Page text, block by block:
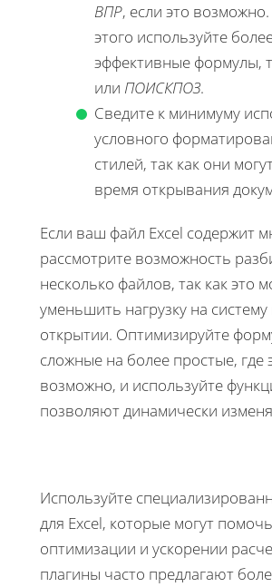
ВПР, если это
этого используйте
эффективные формулы,
или ПОИСКПОЗ.
Сведите к минимуму
условного
стилей, так как они
время открывания
Если ваш файл Excel содержит
рассмотрите возможность
несколько файлов, так как это
уменьшить нагрузку на
открытии. Оптимизируйте
сложные на более простые, где
возможно, и используйте
позволяют динамически
Используйте
для Excel, которые могут
оптимизации и ускорении
плагины часто предлагают